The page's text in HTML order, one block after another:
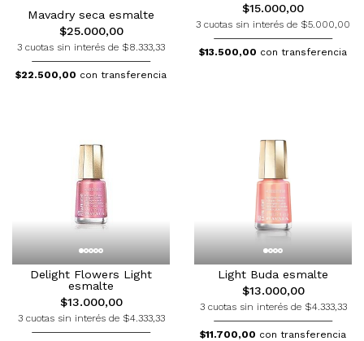
Mavadry seca esmalte
$25.000,00
3 cuotas sin interés de $8.333,33
$22.500,00 con transferencia
$15.000,00
3 cuotas sin interés de $5.000,00
$13.500,00 con transferencia
Delight Flowers Light
esmalte
$13.000,00
3 cuotas sin interés de $4.333,33
Light Buda esmalte
$13.000,00
3 cuotas sin interés de $4.333,33
$11.700,00 con transferencia